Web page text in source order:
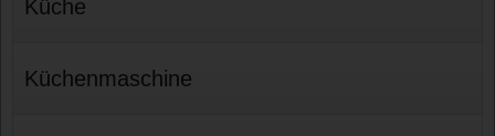
Küche
Küchenmaschine